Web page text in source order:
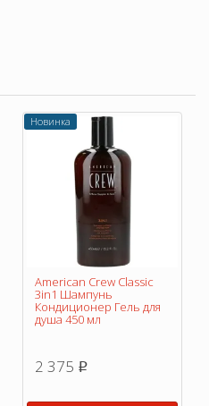
Новинка
American Crew Classic
3in1 Шампунь
Кондиционер Гель для
душа 450 мл
2 375 p